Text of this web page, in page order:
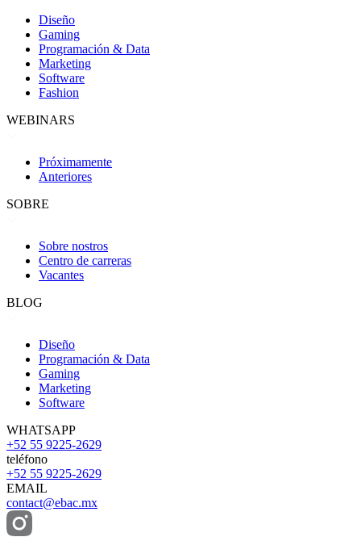
Diseño
Gaming
Programación & Data
Marketing
Software
Fashion
WEBINARS
Próximamente
Anteriores
SOBRE
Sobre nostros
Centro de carreras
Vacantes
BLOG
Diseño
Programación & Data
Gaming
Marketing
Software
WHATSAPP
+52 55 9225-2629
teléfono
+52 55 9225-2629
EMAIL
contact@ebac.mx